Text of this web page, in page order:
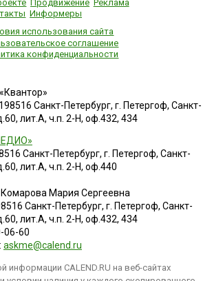
Продвижение Реклама
Информеры
использования сайта
соглашение
конфиденциальности
Санкт-Петербург, г. Петергоф, Санкт-
лит.А, ч.п. 2-Н, оф.432, 434
Санкт-Петербург, г. Петергоф, Санкт-
лит.А, ч.п. 2-Н, оф.440
Мария Сергеевна
Санкт-Петербург, г. Петергоф, Санкт-
лит.А, ч.п. 2-Н, оф.432, 434
06-60
askme@calend.ru
информации CALEND.RU на веб-сайтах